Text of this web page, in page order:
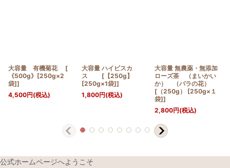
大容量 有機菊花 [
《500g》[250g×2
袋]]
4,500円(税込)
大容量 ハイビスカ
ス [【250g】
[250g×1袋]]
1,800円(税込)
大容量 無農薬・無添加
ローズ茶 （まいかい
か） （バラの花）
[（250g） [250g×１
袋]]
2,800円(税込)
公式ホームページへようこそ